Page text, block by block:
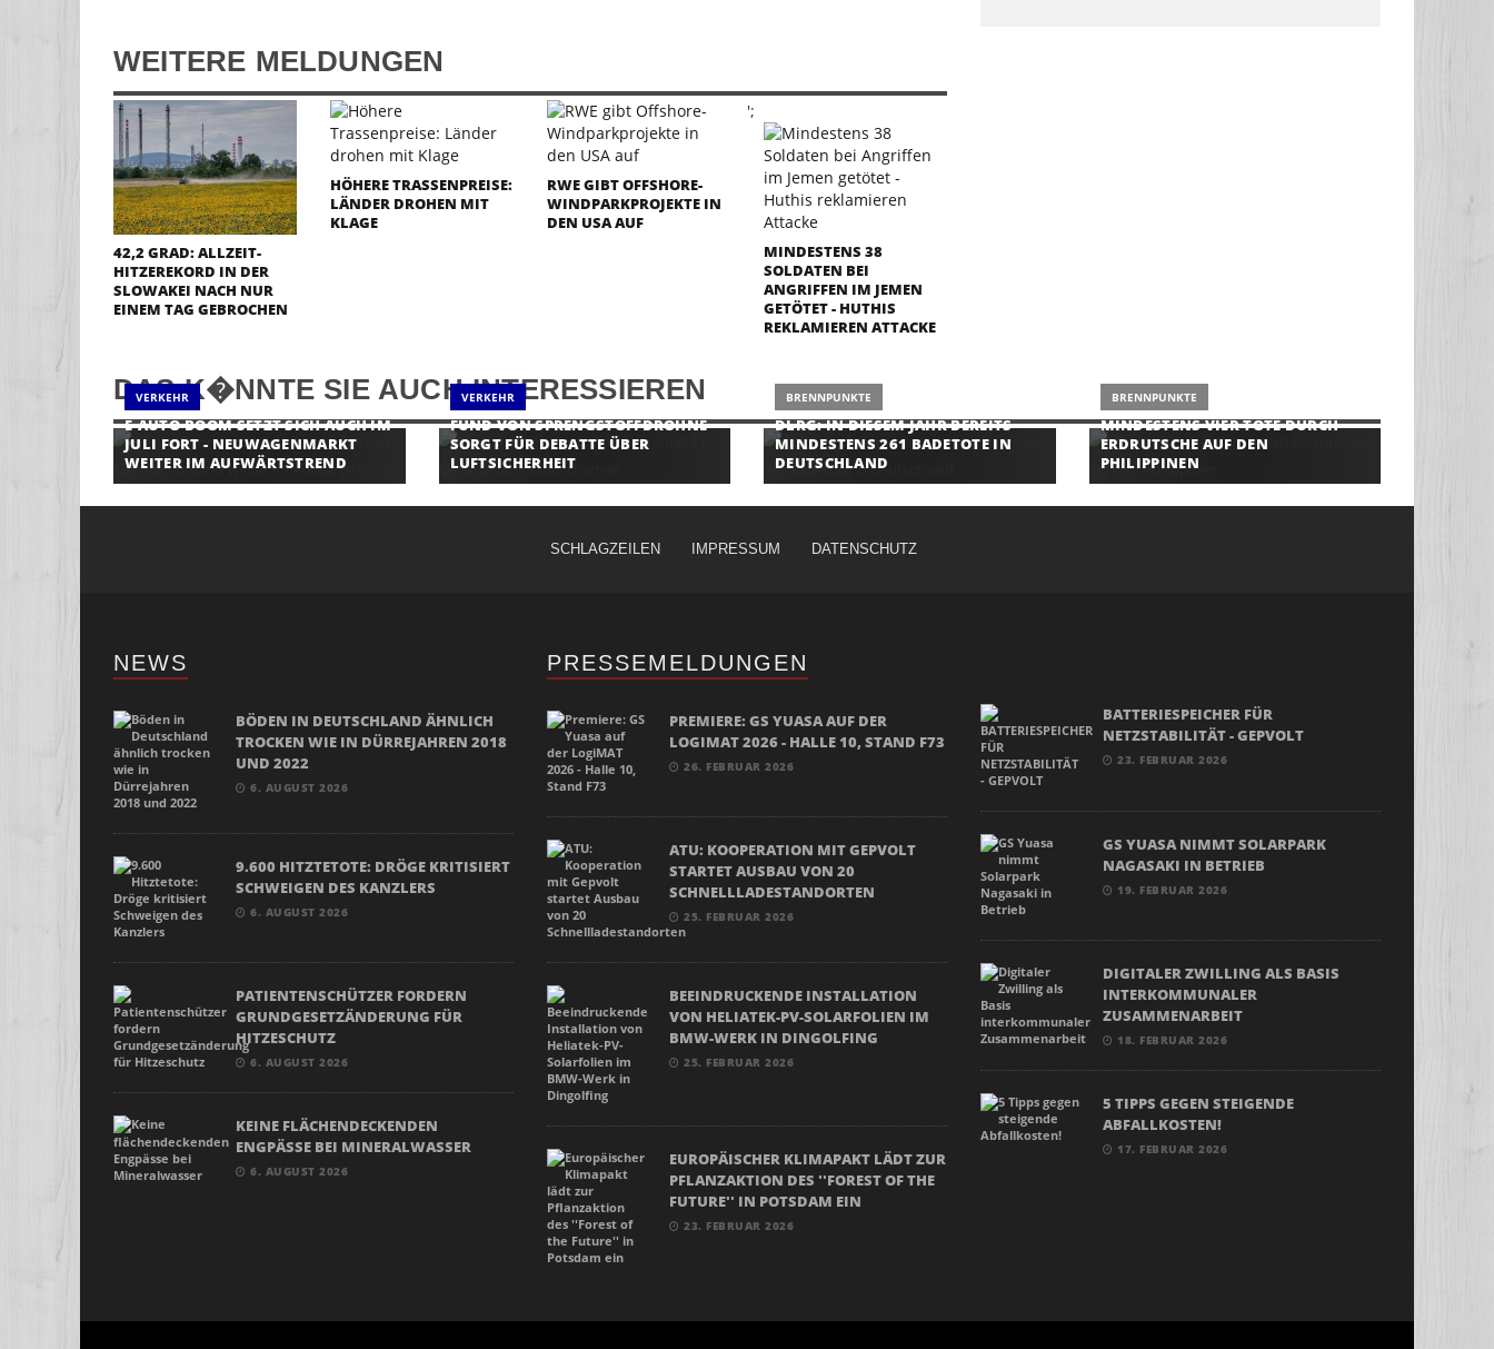
WEITERE MELDUNGEN
';
42,2 GRAD: ALLZEIT-
HITZEREKORD IN DER
SLOWAKEI NACH NUR
EINEM TAG GEBROCHEN
HÖHERE TRASSENPREISE:
LÄNDER DROHEN MIT
KLAGE
RWE GIBT OFFSHORE-
WINDPARKPROJEKTE IN
DEN USA AUF
MINDESTENS 38
SOLDATEN BEI
ANGRIFFEN IM JEMEN
GETÖTET - HUTHIS
REKLAMIEREN ATTACKE
DAS K�NNTE SIE AUCH INTERESSIEREN
VERKEHR
E-AUTO-BOOM SETZT SICH AUCH IM
JULI FORT - NEUWAGENMARKT
WEITER IM AUFWÄRTSTREND
VERKEHR
FUND VON SPRENGSTOFFDROHNE
SORGT FÜR DEBATTE ÜBER
LUFTSICHERHEIT
BRENNPUNKTE
DLRG: IN DIESEM JAHR BEREITS
MINDESTENS 261 BADETOTE IN
DEUTSCHLAND
BRENNPUNKTE
MINDESTENS VIER TOTE DURCH
ERDRUTSCHE AUF DEN
PHILIPPINEN
SCHLAGZEILEN IMPRESSUM DATENSCHUTZ
NEWS
BÖDEN IN DEUTSCHLAND ÄHNLICH
TROCKEN WIE IN DÜRREJAHREN 2018
UND 2022
6. AUGUST 2026
9.600 HITZTETOTE: DRÖGE KRITISIERT
SCHWEIGEN DES KANZLERS
6. AUGUST 2026
PATIENTENSCHÜTZER FORDERN
GRUNDGESETZÄNDERUNG FÜR
HITZESCHUTZ
6. AUGUST 2026
KEINE FLÄCHENDECKENDEN
ENGPÄSSE BEI MINERALWASSER
6. AUGUST 2026
PRESSEMELDUNGEN
PREMIERE: GS YUASA AUF DER
LOGIMAT 2026 - HALLE 10, STAND F73
26. FEBRUAR 2026
ATU: KOOPERATION MIT GEPVOLT
STARTET AUSBAU VON 20
SCHNELLLADESTANDORTEN
25. FEBRUAR 2026
BEEINDRUCKENDE INSTALLATION
VON HELIATEK-PV-SOLARFOLIEN IM
BMW-WERK IN DINGOLFING
25. FEBRUAR 2026
EUROPÄISCHER KLIMAPAKT LÄDT ZUR
PFLANZAKTION DES ''FOREST OF THE
FUTURE'' IN POTSDAM EIN
23. FEBRUAR 2026
BATTERIESPEICHER FÜR
NETZSTABILITÄT - GEPVOLT
23. FEBRUAR 2026
GS YUASA NIMMT SOLARPARK
NAGASAKI IN BETRIEB
19. FEBRUAR 2026
DIGITALER ZWILLING ALS BASIS
INTERKOMMUNALER
ZUSAMMENARBEIT
18. FEBRUAR 2026
5 TIPPS GEGEN STEIGENDE
ABFALLKOSTEN!
17. FEBRUAR 2026